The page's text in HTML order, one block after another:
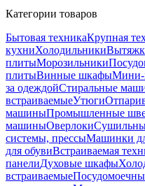
Категории товаров
Бытовая техникаКрупная
кухниХолодильники
плитыМорозильники
плитыВинные шкафыМини-
за одеждойСтиральные
встраиваемыеУтюги
машиныПромышленные
машиныОверлоки
системы, прессыМашинки
для обувиВстраиваемая
панелиДуховые шкафы
встраиваемые